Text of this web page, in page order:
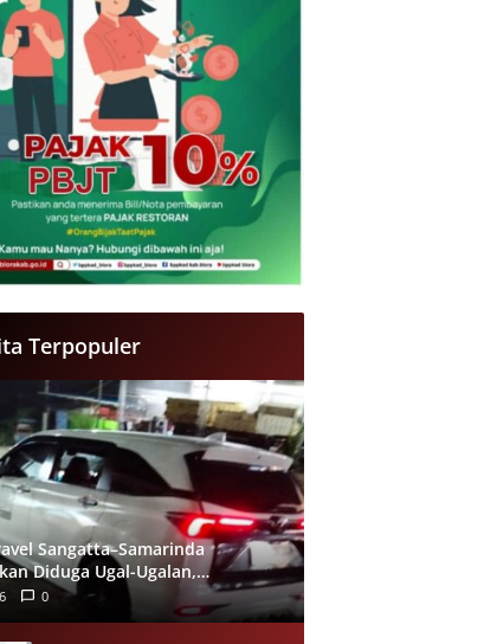
Terpopuler
Sangatta–Samarinda
Diduga Ugal-Ugalan,
Minta Evaluasi Layanan
0